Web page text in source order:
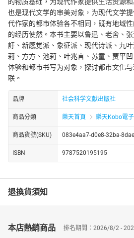
也是现代文学的审美对象，为现代文学
代作家的都市体验各不相同，既有地域
的经历使然。本书主要以鲁迅、老舍、
訏、新感觉派、象征派、现代诗派、九
莉、方方、池莉、叶兆言、苏童、贾平
体验和都市书写为对象，探讨都市文化
联。
品牌 社会科学文献出版社
商品分類 樂天首頁 樂天Kobo電
商品貨號(SKU) 083e4aa7-d0e8-32ba-
ISBN 9787520195195
退換貨須知
本店熱銷商品 排名期間：2026/8/2 -